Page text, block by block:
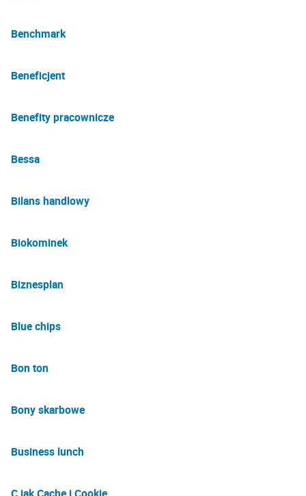
Benchmark
Beneficjent
Benefity pracownicze
Bessa
Bilans handlowy
Biokominek
Biznesplan
Blue chips
Bon ton
Bony skarbowe
Business lunch